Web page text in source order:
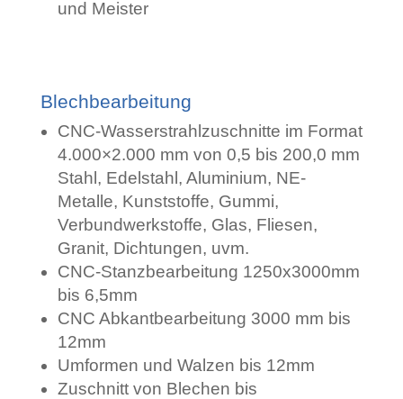
und Meister
Blechbearbeitung
CNC-Wasserstrahlzuschnitte im Format
4.000×2.000 mm von 0,5 bis 200,0 mm
Stahl, Edelstahl, Aluminium, NE-
Metalle, Kunststoffe, Gummi,
Verbundwerkstoffe, Glas, Fliesen,
Granit, Dichtungen, uvm.
CNC-Stanzbearbeitung 1250x3000mm
bis 6,5mm
CNC Abkantbearbeitung 3000 mm bis
12mm
Umformen und Walzen bis 12mm
Zuschnitt von Blechen bis